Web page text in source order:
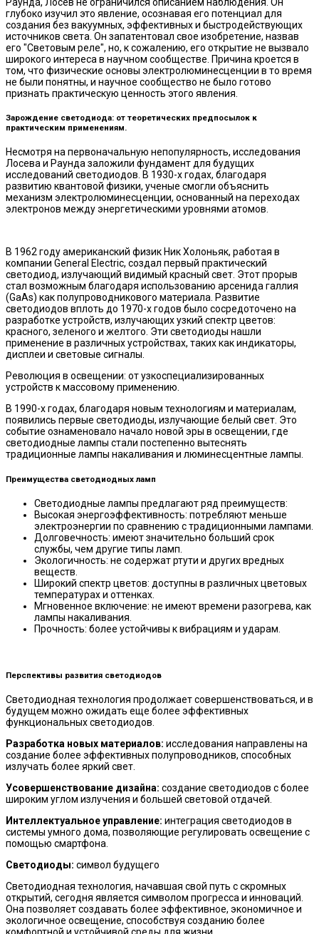
глубоко изучил это явление, осознавая его потенциал для
создания без вакуумных, эффективных и быстродействующих
источников света. Он запатентовал свое изобретение, назвав
его "Световым реле", но, к сожалению, его открытие не вызвало
широкого интереса в научном сообществе. Причина кроется в
том, что физические основы электролюминесценции в то время
не были понятны, и научное сообщество не было готово
признать практическую ценность этого явления.
Зарождение светодиода: от теоретических предпосылок к
практическим применениям.
Несмотря на первоначальную непопулярность, исследования
Лосева и Раунда заложили фундамент для будущих
исследований светодиодов. В 1930-х годах, благодаря
развитию квантовой физики, ученые смогли объяснить
механизм электролюминесценции, основанный на переходах
электронов между энергетическими уровнями атомов.
В 1962 году американский физик Ник Холоньяк, работая в
компании General Electric, создал первый практический
светодиод, излучающий видимый красный свет. Этот прорыв
стал возможным благодаря использованию арсенида галлия
(GaAs) как полупроводникового материала. Развитие
светодиодов вплоть до 1970-х годов было сосредоточено на
разработке устройств, излучающих узкий спектр цветов:
красного, зеленого и желтого. Эти светодиоды нашли
применение в различных устройствах, таких как индикаторы,
дисплеи и световые сигналы.
Революция в освещении: от узкоспециализированных
устройств к массовому применению.
В 1990-х годах, благодаря новым технологиям и материалам,
появились первые светодиоды, излучающие белый свет. Это
событие ознаменовало начало новой эры в освещении, где
светодиодные лампы стали постепенно вытеснять
традиционные лампы накаливания и люминесцентные лампы.
Преимущества светодиодных ламп
Светодиодные лампы предлагают ряд преимуществ:
Высокая энергоэффективность: потребляют меньше
электроэнергии по сравнению с традиционными лампами.
Долговечность: имеют значительно больший срок
службы, чем другие типы ламп.
Экологичность: не содержат ртути и других вредных
веществ.
Широкий спектр цветов: доступны в различных цветовых
температурах и оттенках.
Мгновенное включение: не имеют времени разогрева, как
лампы накаливания.
Прочность: более устойчивы к вибрациям и ударам.
Перспективы развития светодиодов
Светодиодная технология продолжает совершенствоваться, и в
будущем можно ожидать еще более эффективных
функциональных светодиодов.
Разработка новых материалов: исследования направлены на
создание более эффективных полупроводников, способных
излучать более яркий свет.
Усовершенствование дизайна: создание светодиодов с более
широким углом излучения и большей световой отдачей.
Интеллектуальное управление: интеграция светодиодов в
системы умного дома, позволяющие регулировать освещение с
помощью смартфона.
Светодиоды: символ будущего
Светодиодная технология, начавшая свой путь с скромных
открытий, сегодня является символом прогресса и инноваций.
Она позволяет создавать более эффективное, экономичное и
экологичное освещение, способствуя созданию более